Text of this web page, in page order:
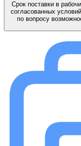
Срок поставки в
согласованных
по вопросу